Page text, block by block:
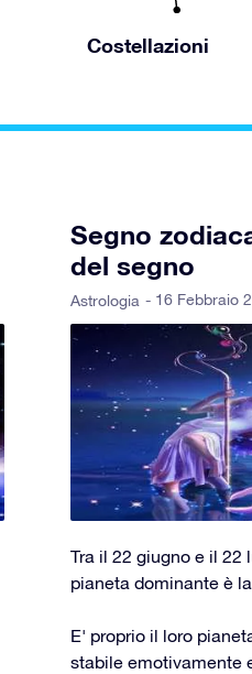
Costellazioni
Segno
del segno
Astrologia - 16 Febbraio
Tra il 22 giugno e il
pianeta dominante è
E' proprio il loro
stabile emotivamente